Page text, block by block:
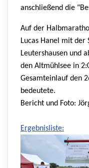
anschließend die
Auf der
Lucas Hanel mit der
Leutershausen und
den Altmühlsee in
Gesamteinlauf den
bedeutete.
Bericht und Foto:
Ergebnisliste: